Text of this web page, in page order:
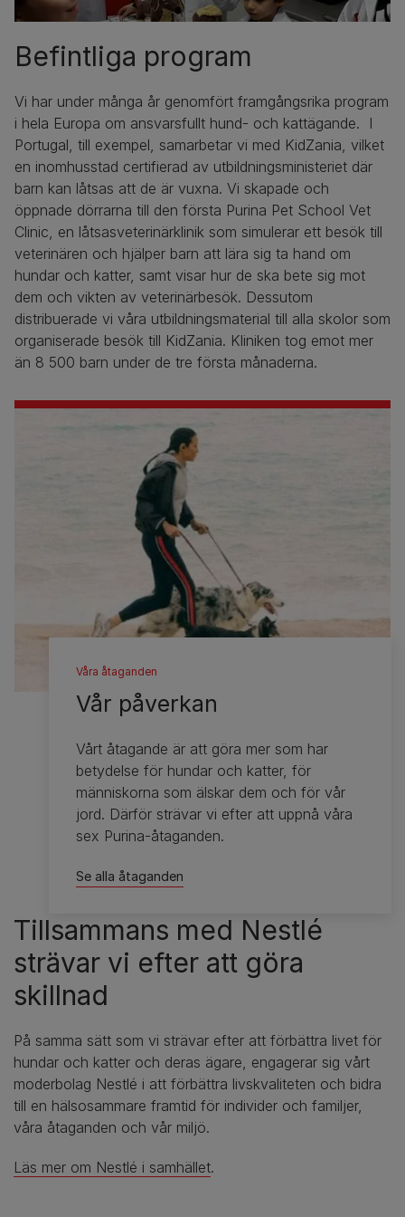
Befintliga program
Vi har under många år genomfört framgångsrika program
i hela Europa om ansvarsfullt hund- och kattägande. I
Portugal, till exempel, samarbetar vi med KidZania, vilket
en inomhusstad certifierad av utbildningsministeriet där
barn kan låtsas att de är vuxna. Vi skapade och
öppnade dörrarna till den första Purina Pet School Vet
Clinic, en låtsasveterinärklinik som simulerar ett besök till
veterinären och hjälper barn att lära sig ta hand om
hundar och katter, samt visar hur de ska bete sig mot
dem och vikten av veterinärbesök. Dessutom
distribuerade vi våra utbildningsmaterial till alla skolor som
organiserade besök till KidZania. Kliniken tog emot mer
än 8 500 barn under de tre första månaderna.
Våra åtaganden
Vår påverkan
Vårt åtagande är att göra mer som har
betydelse för hundar och katter, för
människorna som älskar dem och för vår
jord. Därför strävar vi efter att uppnå våra
sex Purina-åtaganden.
Se alla åtaganden
Tillsammans med Nestlé
strävar vi efter att göra
skillnad
På samma sätt som vi strävar efter att förbättra livet för
hundar och katter och deras ägare, engagerar sig vårt
moderbolag Nestlé i att förbättra livskvaliteten och bidra
till en hälsosammare framtid för individer och familjer,
våra åtaganden och vår miljö.
Läs mer om Nestlé i samhället.